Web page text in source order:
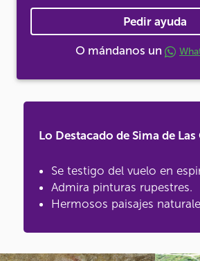
Pedir ayuda
O mándanos un
Lo Destacado de Sima de
Se testigo del vuelo en
Admira pinturas rupestres.
Hermosos paisajes